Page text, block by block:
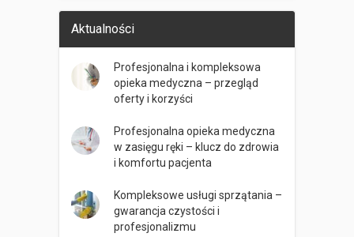
Aktualności
Profesjonalna i kompleksowa
opieka medyczna – przegląd
oferty i korzyści
Profesjonalna opieka medyczna
w zasięgu ręki – klucz do zdrowia
i komfortu pacjenta
Kompleksowe usługi sprzątania –
gwarancja czystości i
profesjonalizmu